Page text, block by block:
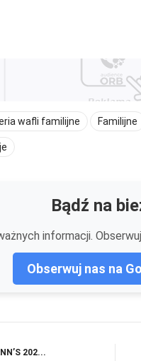
wafli familijne Familijne
Bądź na
informacji.
Obserwuj nas na
202...